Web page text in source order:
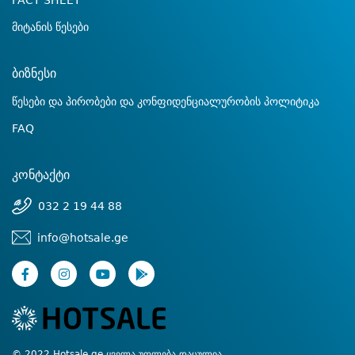
მიტანის წესები
ბიზნესი
წესები და პირობები და კონფიდენციალურობის პოლიტიკა
FAQ
კონტაქტი
032 2 19 44 88
info@hotsale.ge